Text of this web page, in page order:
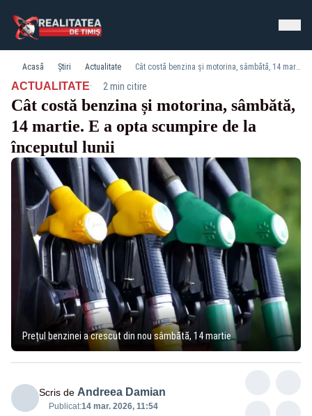
Acasă Știri Actualitate Cât costă benzina și motorina, sâmbătă, 14 martie. E a opta scumpire de la începutul lunii
ACTUALITATE· 2 min citire
Cât costă benzina și motorina, sâmbătă,
14 martie. E a opta scumpire de la
începutul lunii
Prețul benzinei a crescut din nou sâmbătă, 14 martie
Scris de Andreea Damian
Publicat:14 mar. 2026, 11:54